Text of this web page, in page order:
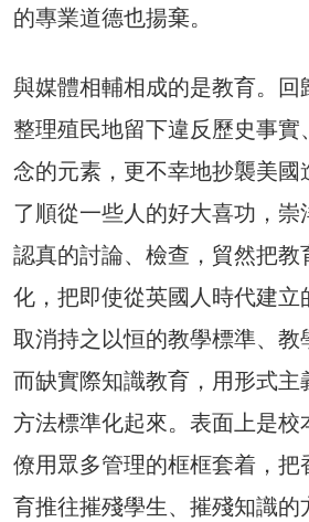
的專業道德也揚棄。
與媒體相輔相成的是教育。回
整理殖民地留下違反歷史事實
念的元素，更不幸地抄襲美國
了順從一些人的好大喜功，崇
認真的討論、檢查，貿然把教
化，把即使從英國人時代建立
取消持之以恒的教學標準、教
而缺實際知識教育，用形式主
方法標準化起來。表面上是校
僚用眾多管理的框框套着，把
育推往摧殘學生、摧殘知識的